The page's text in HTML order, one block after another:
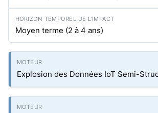
Moyen terme (2 à 4 ans)
Explosion des Données IoT Semi-